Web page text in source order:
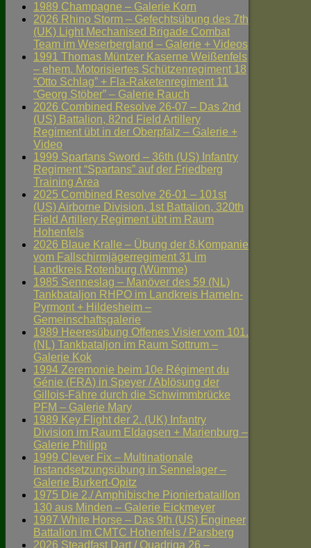
1989 Champagne – Galerie Korn
2026 Rhino Storm – Gefechtsübung des 7th
(UK) Light Mechanised Brigade Combat
Team im Weserbergland – Galerie + Videos
1991 Thomas Müntzer Kaserne Weißenfels
– ehem. Motorisiertes Schützenregiment 18
“Otto Schlag” + Fla-Raketenregiment 11
“Georg Stöber” – Galerie Rauch
2026 Combined Resolve 26-07 – Das 2nd
(US) Battalion, 82nd Field Artillery
Regiment übt in der Oberpfalz – Galerie +
Video
1999 Spartans Sword – 36th (US) Infantry
Regiment “Spartans” auf der Friedberg
Training Area
2025 Combined Resolve 26-01 – 101st
(US) Airborne Division, 1st Battalion, 320th
Field Artillery Regiment übt im Raum
Hohenfels
2026 Blaue Kralle – Übung der 8.Kompanie
vom Fallschirmjägerregiment 31 im
Landkreis Rotenburg (Wümme)
1985 Senneslag – Manöver des 59 (NL)
Tankbataljon RHPO im Landkreis Hameln-
Pyrmont + Hildesheim –
Gemeinschaftsgalerie
1989 Heeresübung Offenes Visier vom 101.
(NL) Tankbataljon im Raum Sottrum –
Galerie Kok
1994 Zeremonie beim 10e Régiment du
Génie (FRA) in Speyer / Ablösung der
Gillois-Fähre durch die Schwimmbrücke
PFM – Galerie Mary
1989 Key Flight der 2. (UK) Infantry
Division im Raum Eldagsen + Marienburg –
Galerie Philipp
1999 Clever Fix – Multinationale
Instandsetzungsübung in Sennelager –
Galerie Burkert-Opitz
1975 Die 2./ Amphibische Pionierbataillon
130 aus Minden – Galerie Eickmeyer
1997 White Horse – Das 9th (US) Engineer
Battalion im CMTC Hohenfels / Parsberg
2026 Steadfast Dart / Quadriga 26 –